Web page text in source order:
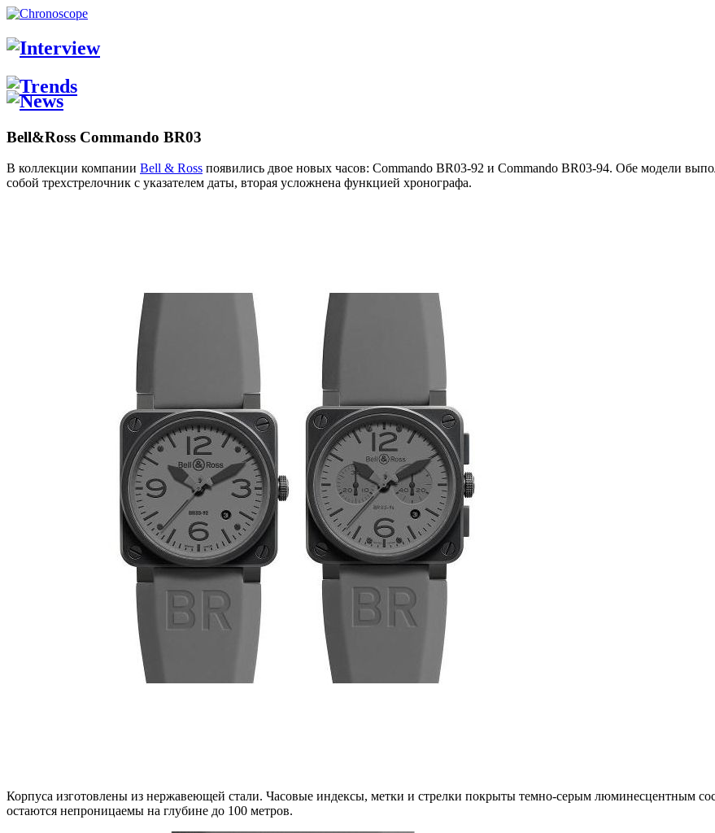
Bell&Ross Commando BR03
В коллекции компании Bell & Ross появились двое новых часов: Commando BR03-92 и Commando BR03-94. Обе модели
собой трехстрелочник с указателем даты, вторая усложнена функцией хронографа.
Корпуса изготовлены из нержавеющей стали. Часовые индексы, метки и стрелки покрыты темно-серым люминесцентным
остаются непроницаемы на глубине до 100 метров.